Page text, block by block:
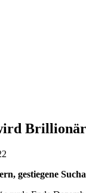
gestiegene